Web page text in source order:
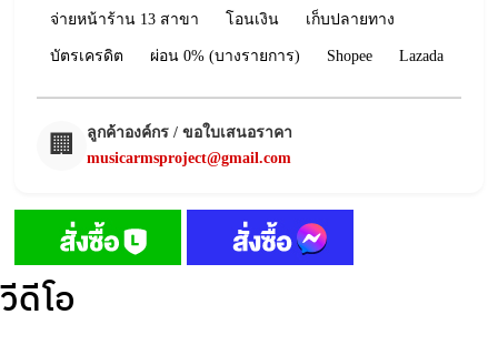
จ่ายหน้าร้าน 13 สาขา โอนเงิน เก็บปลายทาง
บัตรเครดิต ผ่อน 0% (บางรายการ) Shopee Lazada
🏢
ลูกค้าองค์กร / ขอใบเสนอราคา
musicarmsproject@gmail.com
วีดีโอ